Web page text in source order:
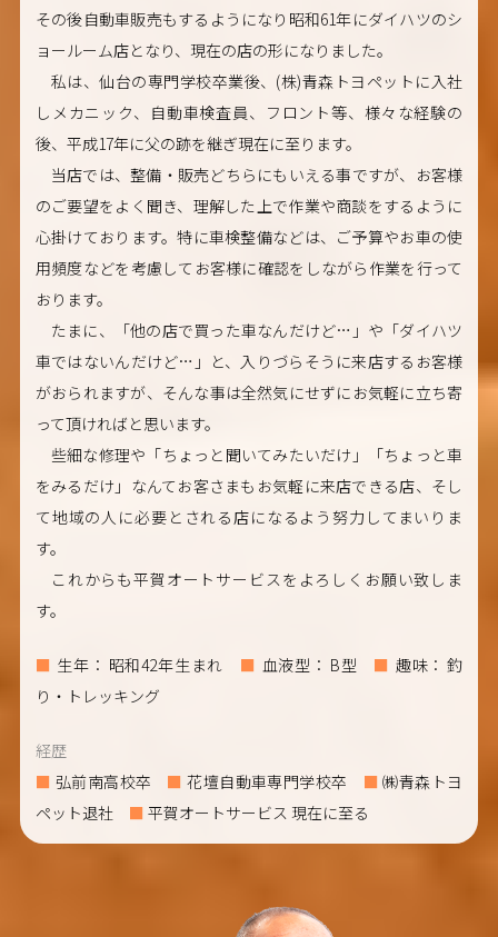
その後自動車販売もするようになり昭和61年にダイハツのシ
ョールーム店となり、現在の店の形になりました。
私は、仙台の専門学校卒業後、(株)青森トヨペットに入社
しメカニック、自動車検査員、フロント等、様々な経験の
後、平成17年に父の跡を継ぎ現在に至ります。
当店では、整備・販売どちらにもいえる事ですが、お客様
のご要望をよく聞き、理解した上で作業や商談をするように
心掛けております。特に車検整備などは、ご予算やお車の使
用頻度などを考慮してお客様に確認をしながら作業を行って
おります。
たまに、「他の店で買った車なんだけど…」や「ダイハツ
車ではないんだけど…」と、入りづらそうに来店するお客様
がおられますが、そんな事は全然気にせずにお気軽に立ち寄
って頂ければと思います。
些細な修理や「ちょっと聞いてみたいだけ」「ちょっと車
をみるだけ」なんてお客さまもお気軽に来店できる店、そし
て地域の人に必要とされる店になるよう努力してまいりま
す。
これからも平賀オートサービスをよろしくお願い致しま
す。
生年 昭和42年生まれ 血液型 B型 趣味
釣
り・トレッキング
経歴
弘前南高校卒
花壇自動車専門学校卒
㈱青森トヨ
ペット退社
平賀オートサービス 現在に至る